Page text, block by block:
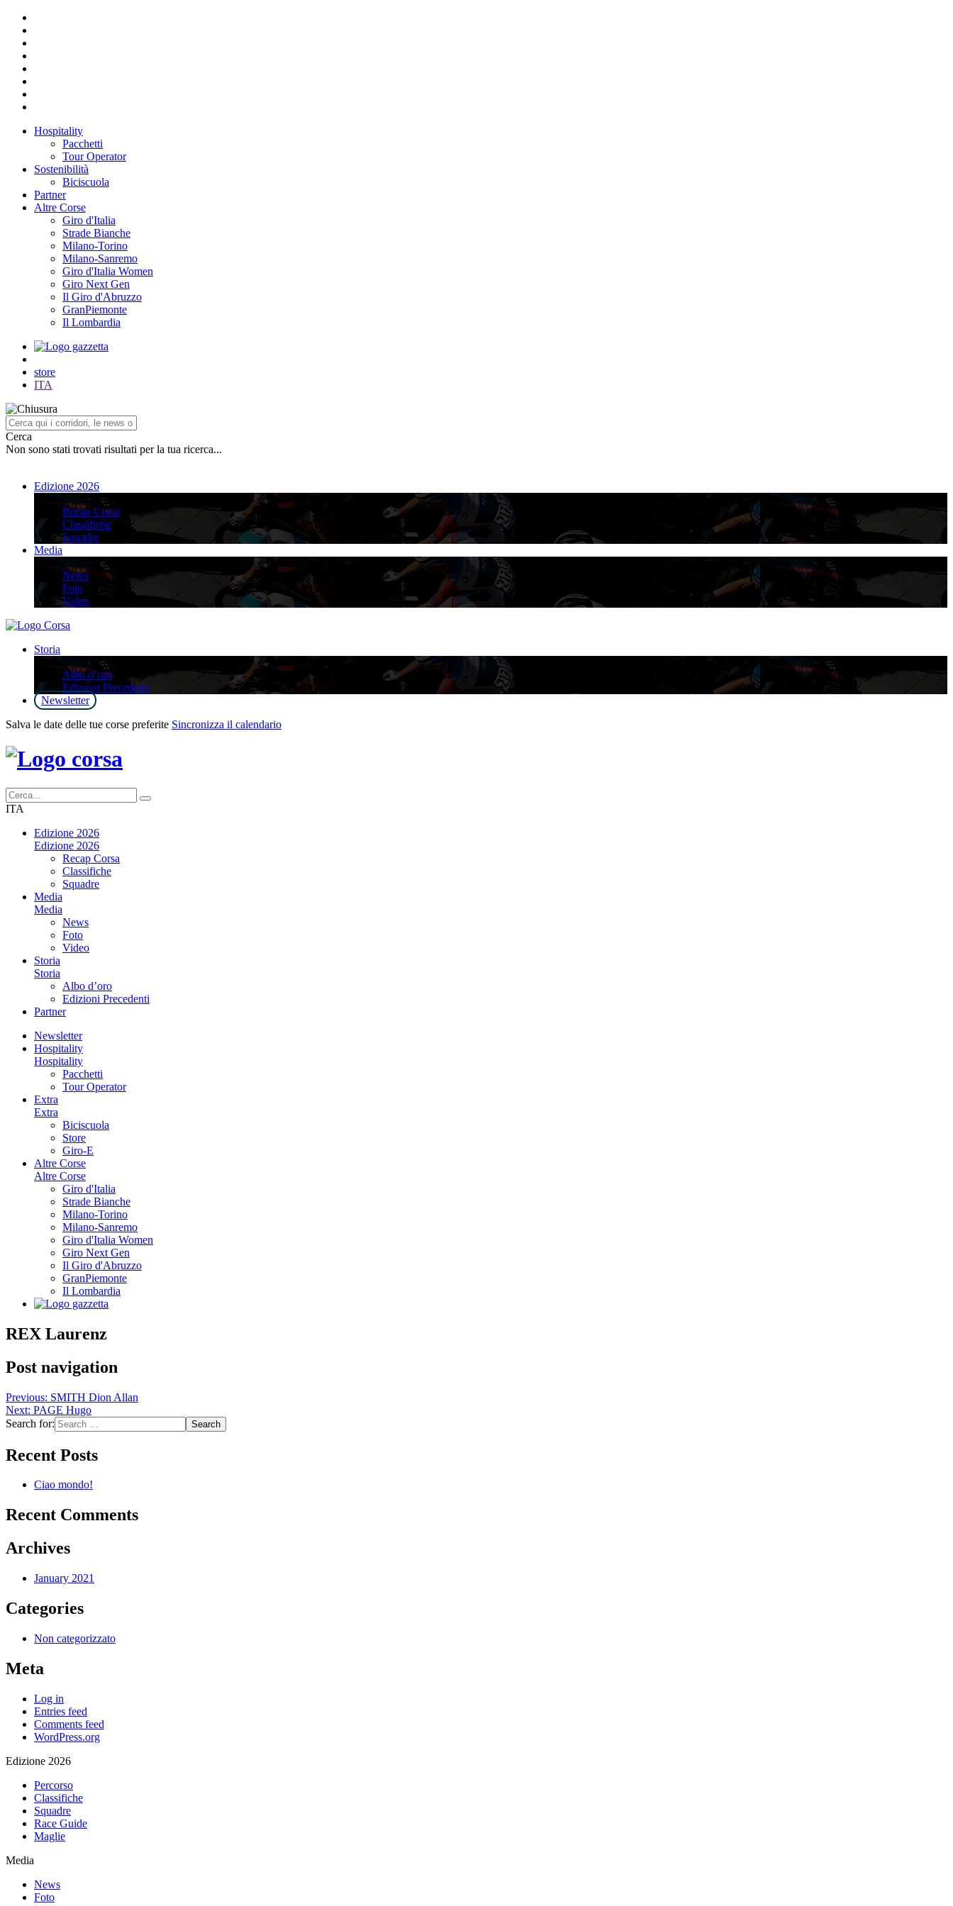
Hospitality
Pacchetti
Tour Operator
Sostenibilità
Biciscuola
Partner
Altre Corse
Giro d'Italia
Strade Bianche
Milano-Torino
Milano-Sanremo
Giro d'Italia Women
Giro Next Gen
Il Giro d'Abruzzo
GranPiemonte
Il Lombardia
store
ITA
Cerca
Non sono stati trovati risultati per la tua ricerca...
Edizione 2026
Edizione 2026
Recap Corsa
Classifiche
Squadre
Media
Media
News
Foto
Video
Storia
Storia
Albo d’oro
Edizioni Precedenti
Newsletter
Salva le date delle tue corse preferite Sincronizza il calendario
ITA
Edizione 2026
Edizione 2026
Recap Corsa
Classifiche
Squadre
Media
Media
News
Foto
Video
Storia
Storia
Albo d’oro
Edizioni Precedenti
Partner
Newsletter
Hospitality
Hospitality
Pacchetti
Tour Operator
Extra
Extra
Biciscuola
Store
Giro-E
Altre Corse
Altre Corse
Giro d'Italia
Strade Bianche
Milano-Torino
Milano-Sanremo
Giro d'Italia Women
Giro Next Gen
Il Giro d'Abruzzo
GranPiemonte
Il Lombardia
REX Laurenz
Post navigation
Previous: SMITH Dion Allan
Next: PAGE Hugo
Search for:
Recent Posts
Ciao mondo!
Recent Comments
Archives
January 2021
Categories
Non categorizzato
Meta
Log in
Entries feed
Comments feed
WordPress.org
Edizione 2026
Percorso
Classifiche
Squadre
Race Guide
Maglie
Media
News
Foto